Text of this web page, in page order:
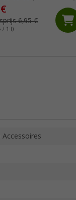
€
6,95 €
/ 1 l)
Accessoires